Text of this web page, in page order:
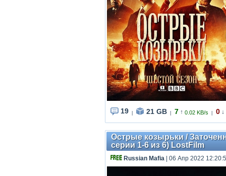
19 21 GB 7 ↑ 0.02 KB/s 0 ↓
Острые козырьки /
серии 1-6 из 6) LostFilm
Russian Mafia | 06 Апр 2022